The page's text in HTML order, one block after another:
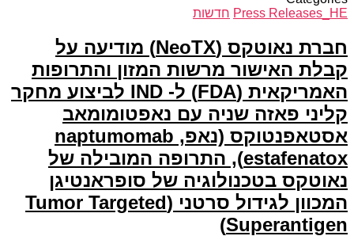
Press Releases_HE חדשות
חברת נאוטקס (NeoTX) מודיעה על
קבלת האישור מרשות המזון והתרופות
האמריקאית (FDA) ל- IND לביצוע מחקר
קליני פאזה שניה עם נאפטומומאב
אסטאפנטוקס (נאפ, naptumomab
estafenatox), התרופה המובילה של
נאוטקס בטכנולוגיה של סופראנטיגן
המכוון לגידול סרטני (Tumor Targeted
Superantigen)